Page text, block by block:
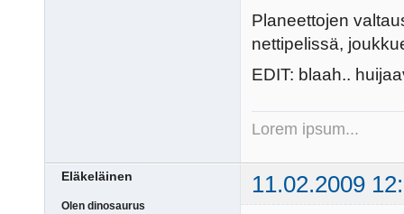
Planeettojen
nettipelissä,
EDIT: blaah..
Lorem ipsum...
Eläkeläinen 11.02.2009
Olen dinosaurus